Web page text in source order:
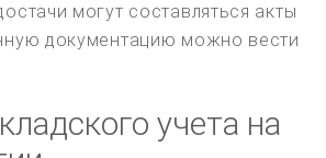
могут составляться акты
документацию можно вести
учета на